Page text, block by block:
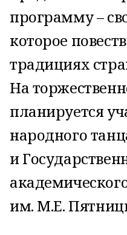
программу –
которое
традициях
На
планируется
народного
и
им. М.Е.